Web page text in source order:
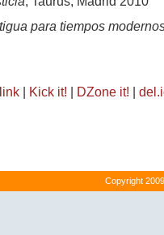
para tiempos
| Kick it! | DZone it! |
Copyright